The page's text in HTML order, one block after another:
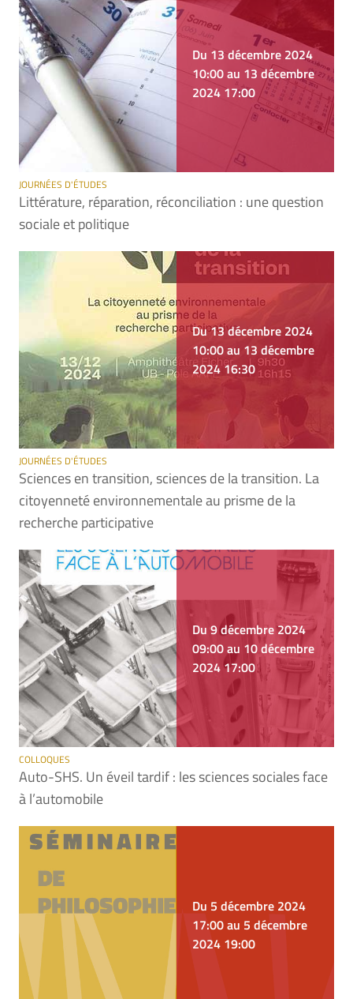
Du 13 décembre 2024
10:00 au 13 décembre
2024 17:00
JOURNÉES D'ÉTUDES
Littérature, réparation, réconciliation : une question
sociale et politique
Du 13 décembre 2024
10:00 au 13 décembre
2024 16:30
JOURNÉES D'ÉTUDES
Sciences en transition, sciences de la transition. La
citoyenneté environnementale au prisme de la
recherche participative
Du 9 décembre 2024
09:00 au 10 décembre
2024 17:00
COLLOQUES
Auto-SHS. Un éveil tardif : les sciences sociales face
à l’automobile
Du 5 décembre 2024
17:00 au 5 décembre
2024 19:00